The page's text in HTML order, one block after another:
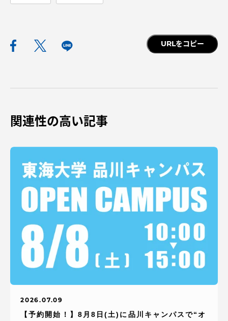
URLをコピー
関連性の高い記事
2026.07.09
【予約開始！】8月8日(土)に品川キャンパスで“オ